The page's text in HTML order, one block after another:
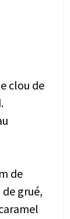
clou de
de
grué,